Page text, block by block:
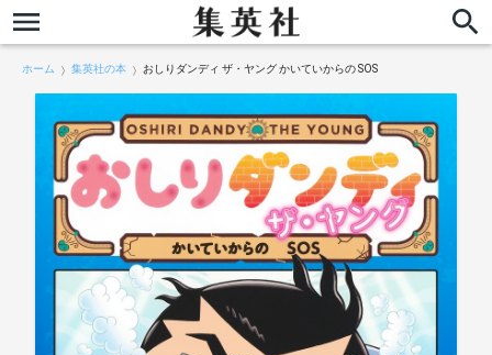
ホーム 集英社の本 おしりダンディ ザ・ヤング かいていからの SOS